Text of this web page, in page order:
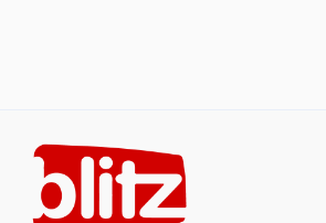
content